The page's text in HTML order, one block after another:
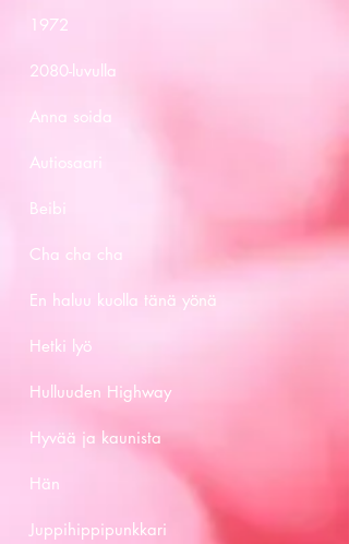
1972
2080-luvulla
Anna soida
Autiosaari
Beibi
Cha cha cha
En haluu kuolla tänä yönä
Hetki lyö
Hulluuden Highway
Hyvää ja kaunista
Hän
Juppihippipunkkari